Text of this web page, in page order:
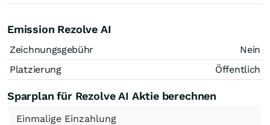
Emission Rezolve AI
Zeichnungsgebühr
Nein
Platzierung
Öffentlich
Sparplan für Rezolve AI Aktie berechnen
Einmalige Einzahlung